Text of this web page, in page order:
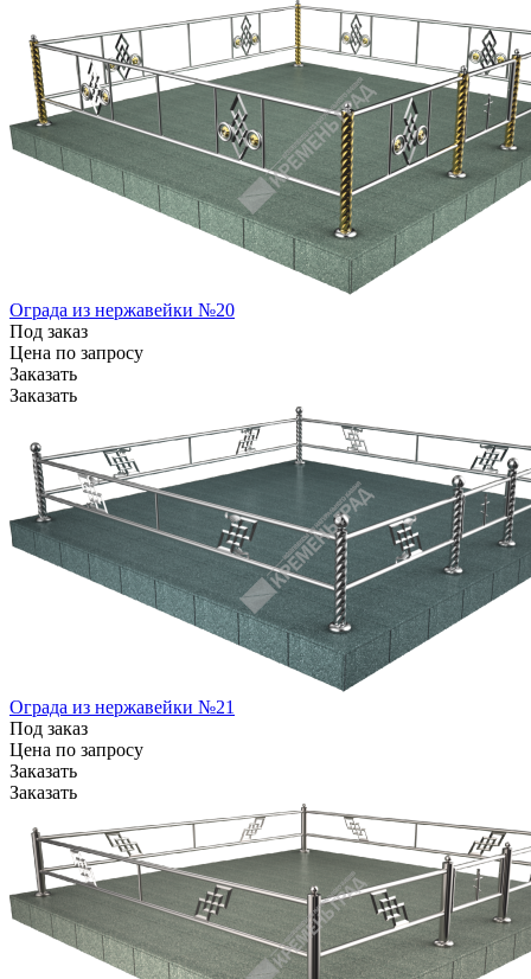
Ограда из нержавейки №20
Под заказ
Цена по запросу
Заказать
Заказать
Ограда из нержавейки №21
Под заказ
Цена по запросу
Заказать
Заказать